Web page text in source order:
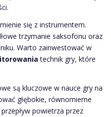
się z instrumentem.
trzymanie saksofonu oraz
Warto zainwestować w
technik gry, które
są kluczowe w nauce gry na
głębokie, równomierne
powietrza przez